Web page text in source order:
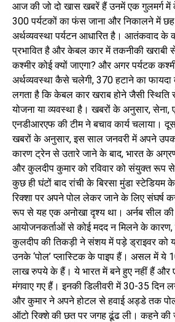
आज की जो दो खास खबरें हैं उनमें एक गुलमर्ग में
300 पर्यटकों का फंस जाना और निकालने में
अर्थव्यवस्था पर्यटन आधारित है। आतंकवाद के
प्रभावित है और केबल कार में तकनीकी खराबी
कश्मीर कोई क्यों जाएगा? और अगर पर्यटक
अर्थव्यवस्था कैसे चलेगी, 370 हटाने का
लगता है कि केबल कार खराब होने जैसी स्थिति
योजना या व्यवस्था है। खबरों के अनुसार,
एनडीआरएफ की टीम ने बचाव कार्य चलाया।
खबरों के अनुसार, इस साल जनवरी में अपने
कारण ट्रेन से उतारे जाने के बाद, भारत के
और कुलदीप कुमार को रविवार को संयुक्त रूप से
कुछ ही घंटों बाद रांची के बिरसा मुंडा स्टेडियम
रिक्शा पर अपने पोल लेकर जाने के लिए संघर्ष
रूप से यह एक अनोखा दृश्य था। अर्नब सील
आयोजनकर्ताओं से कोई मदद न मिलने के
कुलदीप की तिकड़ी ने संशय में पड़े ड्राइवर को
उनके ‘पोल’ प्लास्टिक के पाइप हैं। असल में ये
लाख रुपये के हैं। ये भारत में बने हुए नहीं हैं और
मंगवाए गए हैं। इनकी डिलीवरी में 30-35 दिन
और कुमार ने अपने होटल से हवाई अड्डे तक
ऑटो रिक्शे की छत पर जगह ढूंढ ली। कहने की